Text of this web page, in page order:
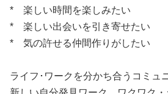
* 楽しい時間を楽しみたい
* 楽しい出会いを引き寄せたい
* 気の許せる仲間作りがしたい
ライフ･ワークを分かち合うコミュ